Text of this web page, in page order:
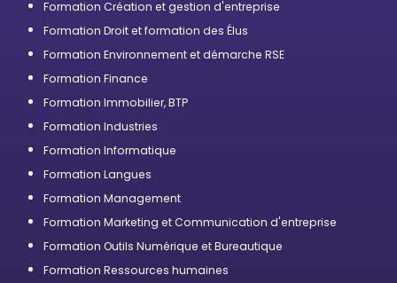
Formation Création et gestion d'entreprise
Formation Droit et formation des Élus
Formation Environnement et démarche RSE
Formation Finance
Formation Immobilier, BTP
Formation Industries
Formation Informatique
Formation Langues
Formation Management
Formation Marketing et Communication d'entreprise
Formation Outils Numérique et Bureautique
Formation Ressources humaines